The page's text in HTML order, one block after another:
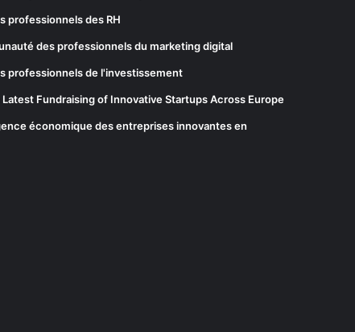
professionnels des RH
des professionnels du marketing digital
professionnels de l'investissement
Latest Fundraising of Innovative Startups Across Europe
économique des entreprises innovantes en